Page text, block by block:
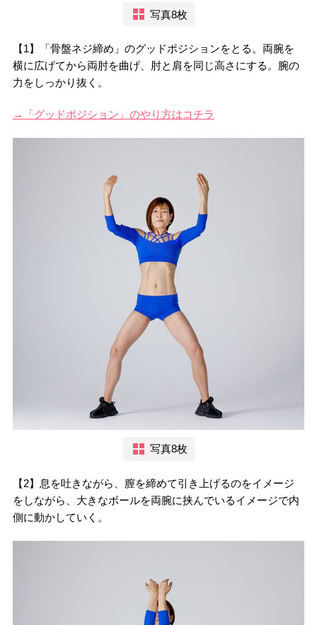
写真8枚
【1】「骨盤ネジ締め」のグッドポジションをとる。両腕を
横に広げてから両肘を曲げ、肘と肩を同じ高さにする。腕の
力をしっかり抜く。
→「グッドポジション」のやり方はコチラ
写真8枚
【2】息を吐きながら、膣を締めて引き上げるのをイメージ
をしながら、大きなボールを両腕に挟んでいるイメージで内
側に動かしていく。